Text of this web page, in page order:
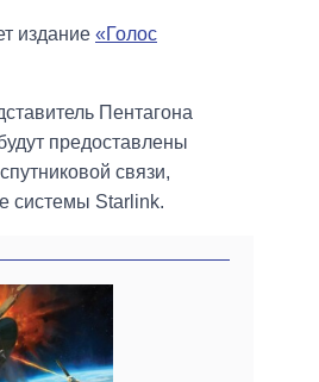
издание «Голос
Пентагона
предоставлены
связи,
системы Starlink.